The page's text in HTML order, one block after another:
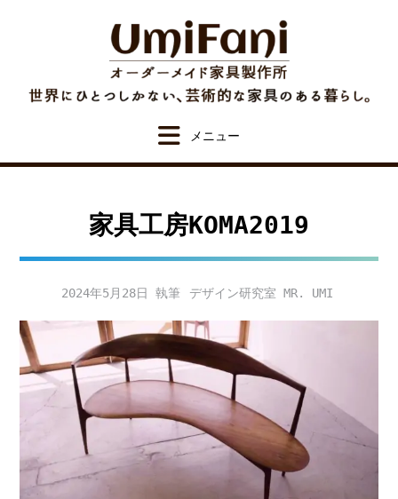
家具工房KOMA2019
2024年5月28日 デザイン研究室 MR. UMI